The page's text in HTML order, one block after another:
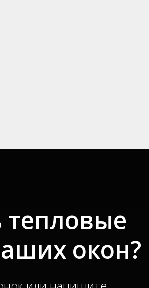
тепловые
окон?